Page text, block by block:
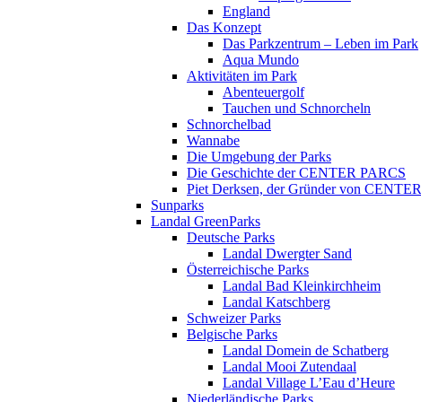
England
Das Konzept
Das Parkzentrum – Leben im Park
Aqua Mundo
Aktivitäten im Park
Abenteuergolf
Tauchen und Schnorcheln
Schnorchelbad
Wannabe
Die Umgebung der Parks
Die Geschichte der CENTER PARCS
Piet Derksen, der Gründer von
Sunparks
Landal GreenParks
Deutsche Parks
Landal Dwergter Sand
Österreichische Parks
Landal Bad Kleinkirchheim
Landal Katschberg
Schweizer Parks
Belgische Parks
Landal Domein de Schatberg
Landal Mooi Zutendaal
Landal Village L’Eau d’Heure
Niederländische Parks